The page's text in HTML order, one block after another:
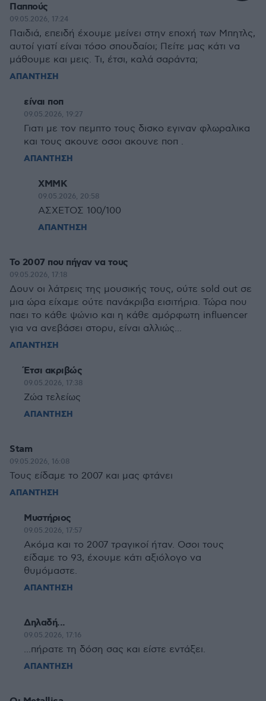
Παππούς
09.05.2026, 17:24
Παιδιά, επειδή έχουμε μείνει στην εποχή των Μπητλς,
αυτοί γιατί είναι τόσο σπουδαίοι; Πείτε μας κάτι να
μάθουμε και μεις. Τι, έτσι, καλά σαράντα;
ΑΠΑΝΤΗΣΗ
είναι ποπ
09.05.2026, 19:27
Γιατι με τον πεμπτο τους δισκο εγιναν φλωραλικα
και τους ακουνε οσοι ακουνε ποπ .
ΑΠΑΝΤΗΣΗ
XMMK
09.05.2026, 20:58
ΑΣΧΕΤΟΣ 100/100
ΑΠΑΝΤΗΣΗ
To 2007 που πήγαν να τους
09.05.2026, 17:18
Δουν οι λάτρεις της μουσικής τους, ούτε sold out σε
μια ώρα είχαμε ούτε πανάκριβα εισιτήρια. Τώρα που
παει το κάθε ψώνιο και η κάθε αμόρφωτη influencer
για να ανεβάσει στορυ, είναι αλλιώς...
ΑΠΑΝΤΗΣΗ
Έτσι ακριβώς
09.05.2026, 17:38
Ζώα τελείως
ΑΠΑΝΤΗΣΗ
Stam
09.05.2026, 16:08
Τους είδαμε το 2007 και μας φτάνει
ΑΠΑΝΤΗΣΗ
Μυστήριος
09.05.2026, 17:57
Ακόμα και το 2007 τραγικοί ήταν. Οσοι τους
είδαμε το 93, έχουμε κάτι αξιόλογο να
θυμόμαστε.
ΑΠΑΝΤΗΣΗ
Δηλαδή...
09.05.2026, 17:16
...πήρατε τη δόση σας και είστε εντάξει.
ΑΠΑΝΤΗΣΗ